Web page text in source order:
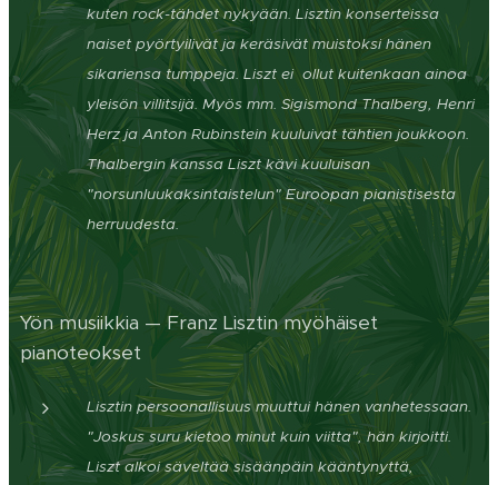
kuten rock-tähdet nykyään. Lisztin konserteissa
naiset pyörtyilivät ja keräsivät muistoksi hänen
sikariensa tumppeja. Liszt ei ollut kuitenkaan ainoa
yleisön villitsijä. Myös mm. Sigismond Thalberg, Henri
Herz ja Anton Rubinstein kuuluivat tähtien joukkoon.
Thalbergin kanssa Liszt kävi kuuluisan
"norsunluukaksintaistelun" Euroopan pianistisesta
herruudesta.
Yön musiikkia — Franz Lisztin myöhäiset
pianoteokset
Lisztin persoonallisuus muuttui hänen vanhetessaan.
"Joskus suru kietoo minut kuin viitta", hän kirjoitti.
Liszt alkoi säveltää sisäänpäin kääntynyttä,